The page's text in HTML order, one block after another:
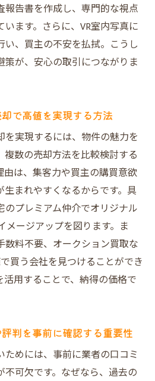
地域で信頼される不動産売
る安心・納得の売却体験
動産売却サービスを徹底比
売却体験口コミと高評価の
する不動産売却の流れを解
が高い不動産売却の仕組み
分かる安心の不動産売却サ
知っておきたい不動産売却
告書を作成し、専門的な視点
ます。さらに、VR室内写真に
い、買主の不安を払拭。こうし
策が、安心の取引につながりま
で高値を実現する方法
実現するには、物件の魅力を
数の売却方法を比較検討する
由は、集客力や買主の購買意欲
まれやすくなるからです。具
プレミアム仲介でオリジナル
メージアップを図ります。ま
数料不要、オークション買取な
買う会社を見つけることができ
活用することで、納得の価格で
判を事前に確認する重要性
めには、事前に業者の口コミ
可欠です。なぜなら、過去の